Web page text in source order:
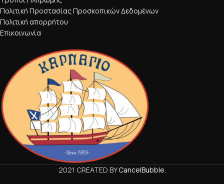
Πολιτική Προστασίας Προσκοπικών Δεδομένων
Πολιτική απορρήτου
Επικοινωνία
2021 CREATED BYCancelBubble.